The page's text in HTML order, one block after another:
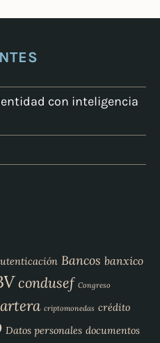
con inteligencia
Bancos banxico
condusef Congreso
criptomonedas crédito
Datos personales documentos